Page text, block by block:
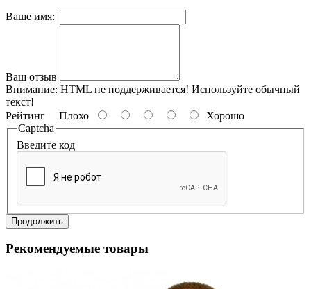
Ваше имя:
Ваш отзыв
Внимание: HTML не поддерживается! Используйте обычный
текст!
Рейтинг Плохо
Хорошо
Captcha
Введите код
Продолжить
Рекомендуемые товары